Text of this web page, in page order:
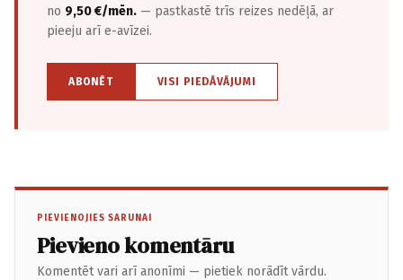
no 9,50 €/mēn. — pastkastē trīs reizes nedēļā, ar
pieeju arī e-avīzei.
ABONĒT VISI PIEDĀVĀJUMI
PIEVIENOJIES SARUNAI
Pievieno komentāru
Komentēt vari arī anonīmi — pietiek norādīt vārdu.